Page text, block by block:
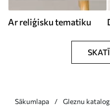
Ar reliģisku tematiku
Sākumlapa Gleznu